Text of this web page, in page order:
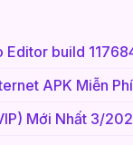
build
APK Miễn
Mới Nhất 3/